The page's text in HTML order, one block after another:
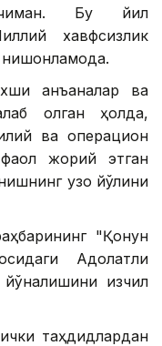
Бу йил
хавфсизлик
анъаналар ва
қолган ҳолда,
ва операцион
жорий этган
узоқ йўлини
"Қонун
Адолатли
изчил
таҳдидлардан